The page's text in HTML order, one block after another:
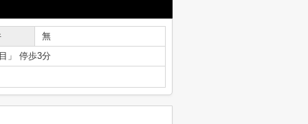
無
」 停歩3分